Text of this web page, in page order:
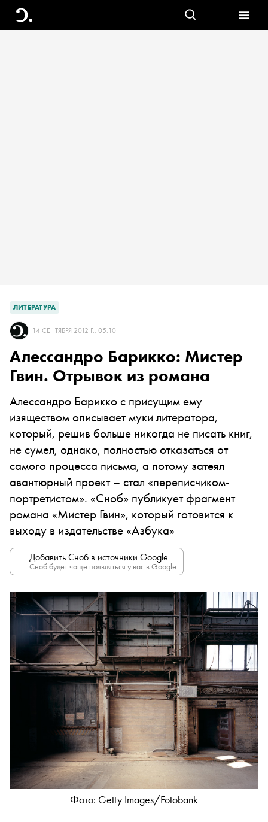
ЛИТЕРАТУРА
14 СЕНТЯБРЯ 2012 Г., 05:10
Алессандро Барикко: Мистер
Гвин. Отрывок из романа
Алессандро Барикко с присущим ему
изяществом описывает муки литератора,
который, решив больше никогда не писать книг,
не сумел, однако, полностью отказаться от
самого процесса письма, а потому затеял
авантюрный проект – стал «переписчиком-
портретистом». «Сноб» публикует фрагмент
романа «Мистер Гвин», который готовится к
выходу в издательстве «Азбука»
Добавить Сноб в источники Google
Сноб будет чаще появляться у вас в Google.
Фото: Getty Images/Fotobank